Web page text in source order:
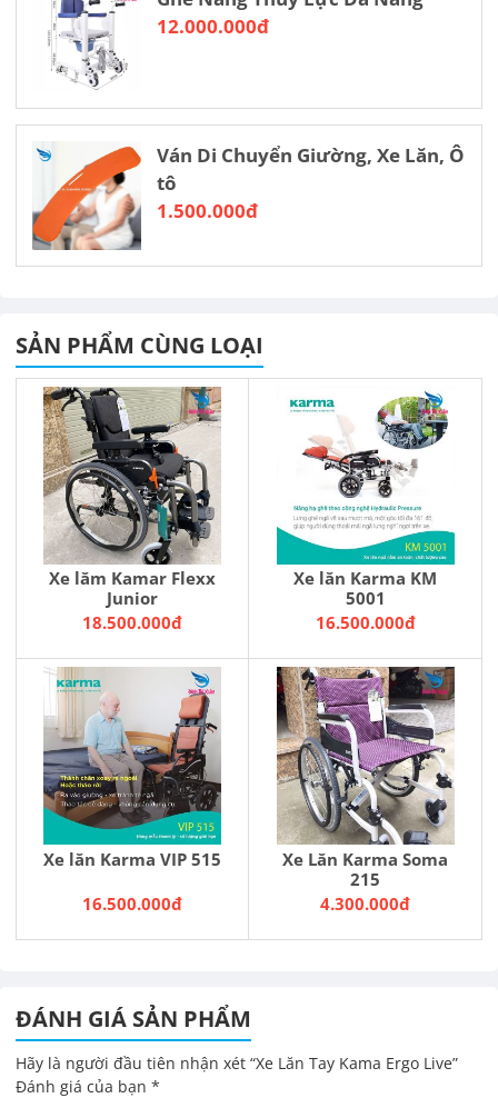
12.000.000đ
Ván Di Chuyển Giường, Xe Lăn, Ô
tô
1.500.000đ
SẢN PHẨM CÙNG LOẠI
Xe lăm Kamar Flexx
Junior
18.500.000đ
Xe lăn Karma KM
5001
16.500.000đ
Xe lăn Karma VIP 515
16.500.000đ
Xe Lăn Karma Soma
215
4.300.000đ
ĐÁNH GIÁ SẢN PHẨM
Hãy là người đầu tiên nhận xét “Xe Lăn Tay Kama Ergo Live”
Đánh giá của bạn *